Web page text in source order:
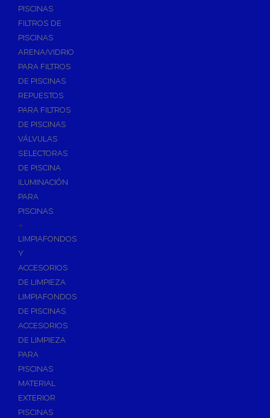
PISCINAS
FILTROS DE
PISCINAS
ARENA/VIDRIO
PARA FILTROS
DE PISCINAS
REPUESTOS
PARA FILTROS
DE PISCINAS
VÁLVULAS
SELECTORAS
DE PISCINA
ILUMINACIÓN
PARA
PISCINAS
+
LIMPIAFONDOS
Y
ACCESORIOS
DE LIMPIEZA
LIMPIAFONDOS
DE PISCINAS
ACCESORIOS
DE LIMPIEZA
PARA
PISCINAS
MATERIAL
EXTERIOR
PISCINAS